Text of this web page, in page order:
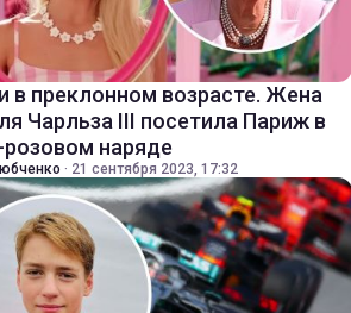
в преклонном возрасте. Жена
Чарльза III посетила Париж в
розовом наряде
· 21 сентября 2023, 17:32